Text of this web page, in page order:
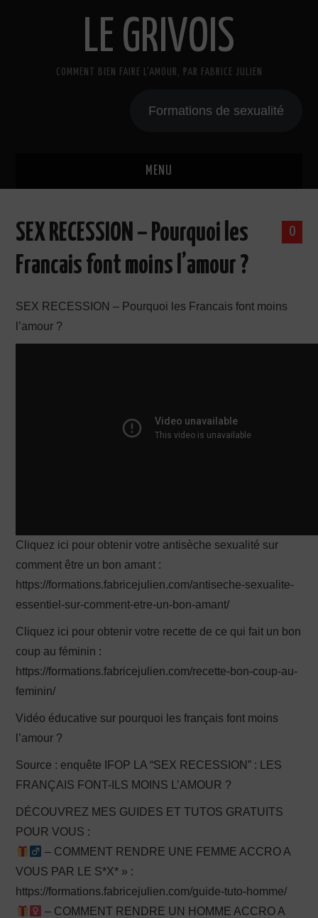
LE GRIVOIS
COMMENT BIEN FAIRE L'AMOUR, PAR FABRICE JULIEN
Formations de sexualité
MENU
A PROPOS
0
SEX RECESSION – Pourquoi les
Francais font moins l’amour ?
SEX RECESSION – Pourquoi les Francais font moins
l’amour ?
Cliquez ici pour obtenir votre antisèche sexualité sur
comment être un bon amant :
https://formations.fabricejulien.com/antiseche-sexualite-
essentiel-sur-comment-etre-un-bon-amant/
Cliquez ici pour obtenir votre recette de ce qui fait un bon
coup au féminin :
https://formations.fabricejulien.com/recette-bon-coup-au-
feminin/
Vidéo éducative sur pourquoi les français font moins
l’amour ?
Source : enquête IFOP LA “SEX RECESSION” : LES
FRANÇAIS FONT-ILS MOINS L’AMOUR ?
DÉCOUVREZ MES GUIDES ET TUTOS GRATUITS
POUR VOUS :
– COMMENT RENDRE UNE FEMME ACCRO A
VOUS PAR LE S*X* » :
https://formations.fabricejulien.com/guide-tuto-homme/
– COMMENT RENDRE UN HOMME ACCRO A